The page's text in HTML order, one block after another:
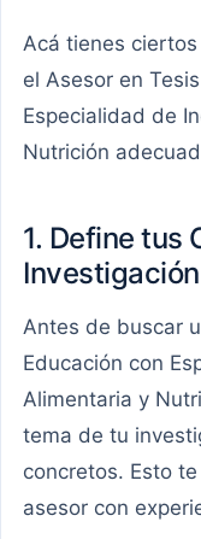
Acá tienes
el Asesor en
Especialidad de
Nutrición
1. Define tus
Investigación
Antes de buscar
Educación con
Alimentaria y
tema de tu
concretos. Esto
asesor con